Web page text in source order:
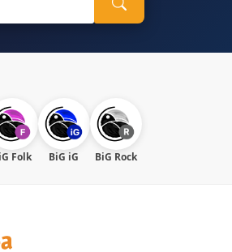
Folk BiG iG BiG Rock